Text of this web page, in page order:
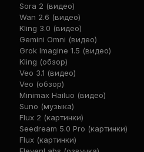
Sora 2 (видео)
Wan 2.6 (видео)
Kling 3.0 (видео)
Gemini Omni (видео)
Grok Imagine 1.5 (видео)
Kling (обзор)
Veo 3.1 (видео)
Veo (обзор)
Minimax Hailuo (видео)
Suno (музыка)
Flux 2 (картинки)
Seedream 5.0 Pro (картинки)
Flux (картинки)